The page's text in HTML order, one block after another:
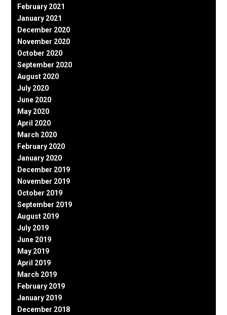
February 2021
January 2021
December 2020
November 2020
October 2020
September 2020
August 2020
July 2020
June 2020
May 2020
April 2020
March 2020
February 2020
January 2020
December 2019
November 2019
October 2019
September 2019
August 2019
July 2019
June 2019
May 2019
April 2019
March 2019
February 2019
January 2019
December 2018